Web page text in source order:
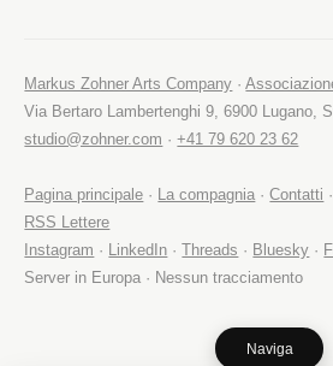
Naviga
Markus Zohner Arts Company ·
Via Bertaro Lambertenghi 9, 6900 Lugano,
studio@zohner.com ·+41 79 620 23 62
Pagina principale · La compagnia ·Contatti ·
RSS Lettere
Instagram · LinkedIn ·Threads · Bluesky ·
Server in Europa · Nessun tracciamento